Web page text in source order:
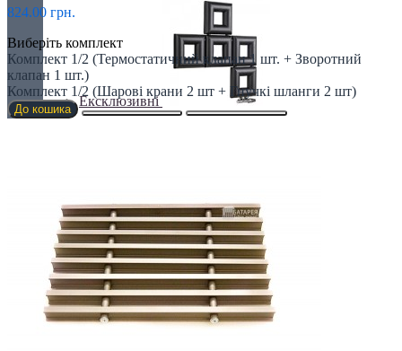
Ексклюзивні
З деревом
824.00 грн.
Виберіть комплект
Комплект 1/2 (Термостатичний клапан 1 шт. + Зворотний
клапан 1 шт.)
Комплект 1/2 (Шарові крани 2 шт + Гнучкі шланги 2 шт)
До кошика